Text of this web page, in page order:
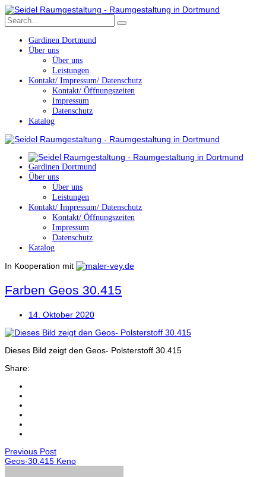
Gardinen Dortmund
Über uns
Über uns
Leistungen
Kontakt/ Impressum/ Datenschutz
Kontakt/ Öffnungszeiten
Impressum
Datenschutz
Katalog
Gardinen Dortmund
Über uns
Über uns
Leistungen
Kontakt/ Impressum/ Datenschutz
Kontakt/ Öffnungszeiten
Impressum
Datenschutz
Katalog
In Kooperation mit
Farben Geos 30.415
14. Oktober 2020
Dieses Bild zeigt den Geos- Polsterstoff 30.415
Share:
Previous Post
Geos-30.415 Keno